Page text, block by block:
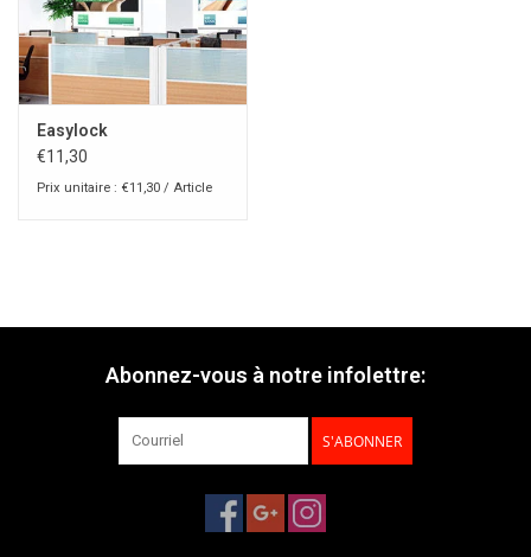
Easylock
€11,30
Prix unitaire : €11,30 / Article
Abonnez-vous à notre infolettre:
S'ABONNER